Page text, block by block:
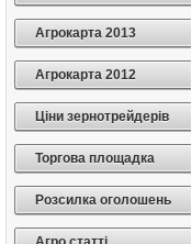
Агрокарта 2013
Агрокарта 2012
Ціни зернотрейдерів
Торгова площадка
Розсилка оголошень